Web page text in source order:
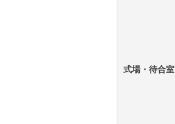
式場・待合室